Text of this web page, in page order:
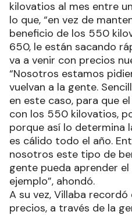
kilovatios al mes entre
lo que, “en vez de
beneficio de los 550
650, le están sacando
va a venir con precios
“Nosotros estamos
vuelvan a la gente.
en este caso, para que
con los 550 kilovatios,
porque así lo determina
es cálido todo el año.
nosotros este tipo de
gente pueda aprender
ejemplo”, ahondó.
A su vez, Villaba
precios, a través de la